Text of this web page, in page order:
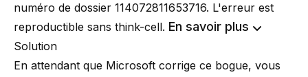
numéro de dossier 114072811653716. L'erreur est
reproductible sans think-cell. En savoir plus
Solution
En attendant que Microsoft corrige ce bogue, vous